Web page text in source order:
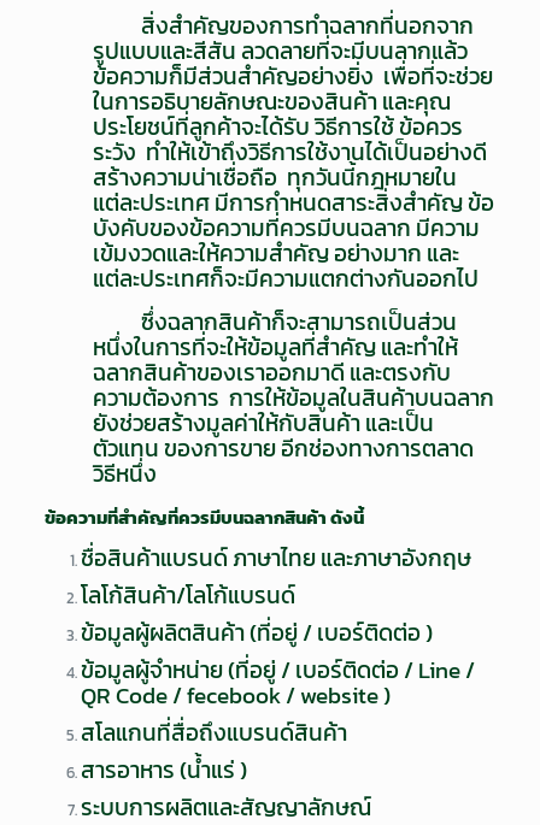
สิ่งสำคัญของการทำฉลากที่นอกจาก
รูปแบบและสีสัน ลวดลายที่จะมีบนลากแล้ว
ข้อความก็มีส่วนสำคัญอย่างยิ่ง เพื่อที่จะช่วย
ในการอธิบายลักษณะของสินค้า และคุณ
ประโยชน์ที่ลูกค้าจะได้รับ วิธีการใช้ ข้อควร
ระวัง ทำให้เข้าถึงวิธีการใช้งานได้เป็นอย่างดี
สร้างความน่าเชื่อถือ ทุกวันนี้กฎหมายใน
แต่ละประเทศ มีการกำหนดสาระสิ่งสำคัญ ข้อ
บังคับของข้อความที่ควรมีบนฉลาก มีความ
เข้มงวดและให้ความสำคัญ อย่างมาก และ
แต่ละประเทศก็จะมีความแตกต่างกันออกไป
ซึ่งฉลากสินค้าก็จะสามารถเป็นส่วน
หนึ่งในการที่จะให้ข้อมูลที่สำคัญ และทำให้
ฉลากสินค้าของเราออกมาดี และตรงกับ
ความต้องการ การให้ข้อมูลในสินค้าบนฉลาก
ยังช่วยสร้างมูลค่าให้กับสินค้า และเป็น
ตัวแทน ของการขาย อีกช่องทางการตลาด
วิธีหนึ่ง
ข้อความที่สำคัญที่ควรมีบนฉลากสินค้า ดังนี้
ชื่อสินค้าแบรนด์ ภาษาไทย และภาษาอังกฤษ
โลโก้สินค้า/โลโก้แบรนด์
ข้อมูลผู้ผลิตสินค้า (ที่อยู่ / เบอร์ติดต่อ )
ข้อมูลผู้จำหน่าย (ที่อยู่ / เบอร์ติดต่อ / Line /
QR Code / fecebook / website )
สโลแกนที่สื่อถึงแบรนด์สินค้า
สารอาหาร (น้ำแร่ )
ระบบการผลิตและสัญญาลักษณ์